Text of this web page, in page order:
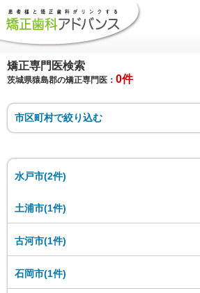
矯正専門医検索
茨城県猿島郡の矯正専門医： 0件
市区町村で絞り込む
水戸市(2件)
土浦市(1件)
古河市(1件)
石岡市(1件)